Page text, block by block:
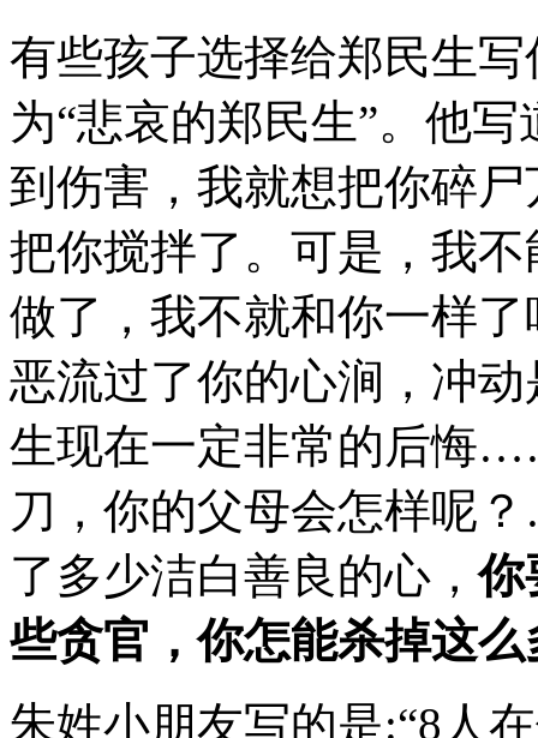
有些孩子选择给郑民生
为“悲哀的郑民生”。他
到伤害，我就想把你碎
把你搅拌了。可是，我
做了，我不就和你一样
恶流过了你的心涧，冲
生现在一定非常的后悔
刀，你的父母会怎样呢
了多少洁白善良的心，你
些贪官，你怎能杀掉这
朱姓小朋友写的是:“8人